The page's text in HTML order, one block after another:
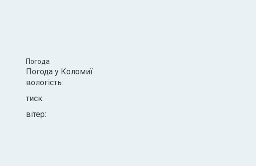
Погода
Погода у Коломиї
вологість:
тиск:
вітер: